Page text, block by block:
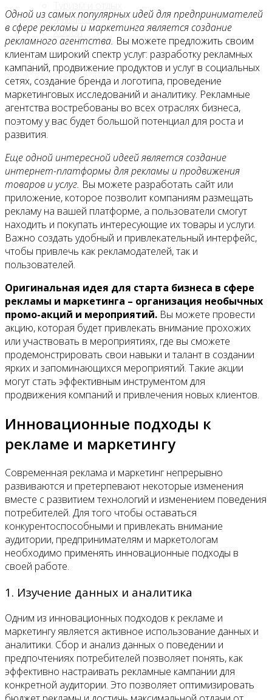
Финансы
Хобби
Блог
Контакты
Одной из самых популярных идей для предпринимателей
в сфере рекламы и маркетинга является создание
рекламного агентства. Вы можете предложить своим
клиентам широкий спектр услуг: разработку рекламных
кампаний, продвижение продуктов и услуг в социальных
сетях, создание бренда и логотипа, проведение
маркетинговых исследований и аналитику. Рекламные
агентства востребованы во всех отраслях бизнеса,
поэтому у вас будет большой потенциал для роста и
развития.
Еще одной интересной идеей является создание
интернет-платформы для рекламы и продвижения
товаров и услуг. Вы можете разработать сайт или
приложение, которое позволит компаниям размещать
рекламу на вашей платформе, а пользователи смогут
находить и покупать интересующие их товары и услуги.
Важно создать удобный и привлекательный интерфейс,
чтобы привлечь как рекламодателей, так и
пользователей.
Оригинальная идея для старта бизнеса в сфере
рекламы и маркетинга – организация необычных
промо-акций и мероприятий. Вы можете провести
акцию, которая будет привлекать внимание прохожих
или участвовать в мероприятиях, где вы сможете
продемонстрировать свои навыки и талант в создании
ярких и запоминающихся мероприятий. Такие акции
могут стать эффективным инструментом для
продвижения компаний и привлечения новых клиентов.
Инновационные подходы к
рекламе и маркетингу
Современная реклама и маркетинг непрерывно
развиваются и претерпевают некоторые изменения
вместе с развитием технологий и изменением поведения
потребителей. Для того чтобы оставаться
конкурентоспособными и привлекать внимание
аудитории, предпринимателям и маркетологам
необходимо применять инновационные подходы в
своей работе.
1. Изучение данных и аналитика
Одним из инновационных подходов к рекламе и
маркетингу является активное использование данных и
аналитики. Сбор и анализ данных о поведении и
предпочтениях потребителей позволяет понять, как
эффективно настраивать рекламные кампании для
конкретной аудитории. Это позволяет оптимизировать